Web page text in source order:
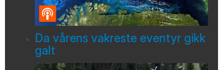
Da vårens vakreste eventyr gikk
galt